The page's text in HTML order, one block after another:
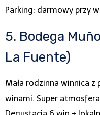
Parking: darmowy przy
5. Bodega
La Fuente)
Mała rodzinna winnica
winami. Super